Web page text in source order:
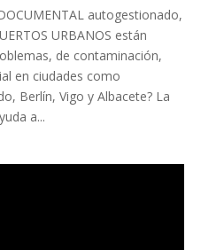
autogestionado,
URBANOS están
de contaminación,
en ciudades como
Berlín, Vigo y Albacete? La
a...